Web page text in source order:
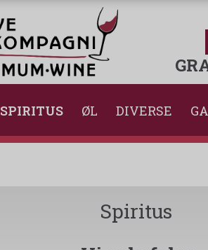
SPIRITUS ØL DIVERSE
Spiritus